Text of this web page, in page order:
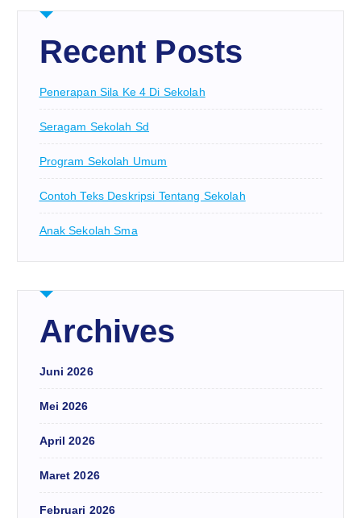
Recent Posts
Penerapan Sila Ke 4 Di Sekolah
Seragam Sekolah Sd
Program Sekolah Umum
Contoh Teks Deskripsi Tentang Sekolah
Anak Sekolah Sma
Archives
Juni 2026
Mei 2026
April 2026
Maret 2026
Februari 2026